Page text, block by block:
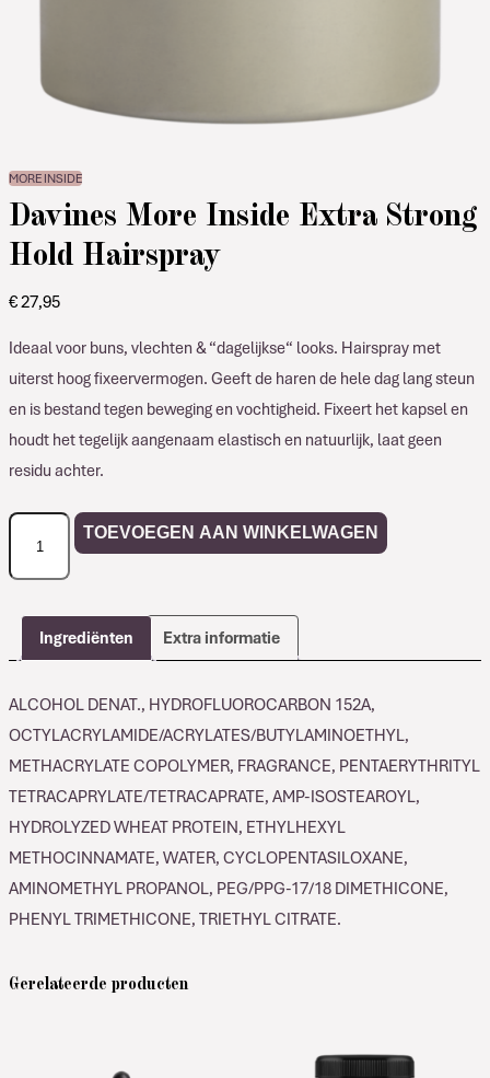
MORE INSIDE
Davines More Inside Extra Strong
Hold Hairspray
€27,95
Ideaal voor buns, vlechten & “dagelijkse“ looks. Hairspray met
uiterst hoog fixeervermogen. Geeft de haren de hele dag lang steun
en is bestand tegen beweging en vochtigheid. Fixeert het kapsel en
houdt het tegelijk aangenaam elastisch en natuurlijk, laat geen
residu achter.
Davines
More
Inside
Strong
Hold
aantal
TOEVOEGEN AAN WINKELWAGEN
Ingrediënten Extra informatie
ALCOHOL DENAT., HYDROFLUOROCARBON 152A,
OCTYLACRYLAMIDE/ACRYLATES/BUTYLAMINOETHYL,
METHACRYLATE COPOLYMER, FRAGRANCE, PENTAERYTHRITYL
TETRACAPRYLATE/TETRACAPRATE, AMP-ISOSTEAROYL,
HYDROLYZED WHEAT PROTEIN, ETHYLHEXYL
METHOCINNAMATE, WATER, CYCLOPENTASILOXANE,
AMINOMETHYL PROPANOL, PEG/PPG-17/18 DIMETHICONE,
PHENYL TRIMETHICONE, TRIETHYL CITRATE.
Gerelateerde producten